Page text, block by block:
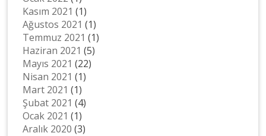
Kasım 2021 (1)
Ağustos 2021 (1)
Temmuz 2021 (1)
Haziran 2021 (5)
Mayıs 2021 (22)
Nisan 2021 (1)
Mart 2021 (1)
Şubat 2021 (4)
Ocak 2021 (1)
Aralık 2020 (3)